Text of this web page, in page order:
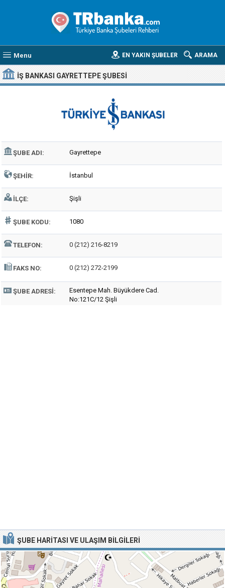
Menu ARAMA
EN YAKIN ŞUBELER
İŞ BANKASI GAYRETTEPE ŞUBESI
ŞUBE ADI: Gayrettepe
ŞEHIR: İstanbul
İLÇE: Şişli
ŞUBE KODU: 1080
TELEFON: 0 (212) 216-8219
FAKS NO: 0 (212) 272-2199
ŞUBE ADRESI:
Esentepe Mah. Büyükdere Cad.
No:121C/12 Şişli
ŞUBE HARITASI VE ULAŞIM BILGILERI